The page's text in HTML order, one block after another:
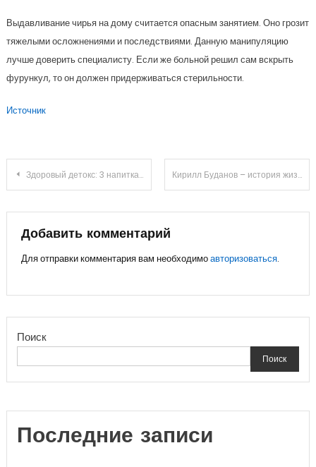
Выдавливание чирья на дому считается опасным занятием. Оно грозит
тяжелыми осложнениями и последствиями. Данную манипуляцию
лучше доверить специалисту. Если же больной решил сам вскрыть
фурункул, то он должен придерживаться стерильности.
Источник
Навигация
записям
Здоровый детокс: 3 напитка, которые помогут очистить организм Кирилл Буданов – история жизни, профессиональные успехи и карьера во имя познания, развития и достижений
Добавить комментарий
Для отправки комментария вам необходимоавторизоваться.
Поиск
Поиск
Последние записи